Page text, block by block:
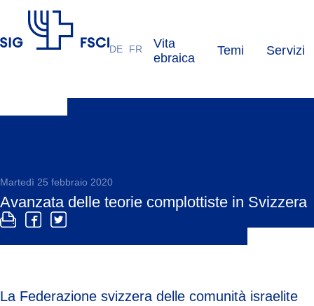
DE FR
Vita
ebraica
Temi Servizi
Martedì 25 febbraio 2020
Avanzata delle teorie complottiste in Svizzera
La Federazione svizzera delle comunità israelite